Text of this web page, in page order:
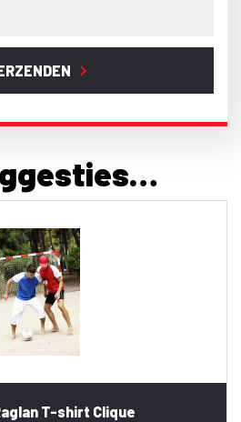
T-shirt Clique